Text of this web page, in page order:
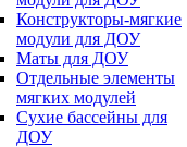
Конструкторы-мягкие
модули для ДОУ
Маты для ДОУ
Отдельные элементы
мягких модулей
Сухие бассейны для
ДОУ